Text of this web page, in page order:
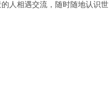
人相遇交流，随时随地认识世